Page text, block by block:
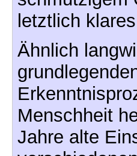
letztlich
Ähnlich
Menschheit
Jahre alte